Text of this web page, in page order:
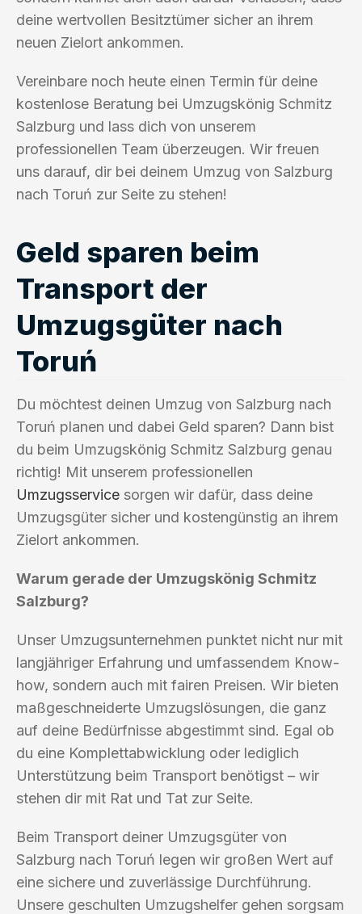
deine wertvollen Besitztümer sicher an ihrem
neuen Zielort ankommen.
Vereinbare noch heute einen Termin für deine
kostenlose Beratung bei Umzugskönig Schmitz
Salzburg und lass dich von unserem
professionellen Team überzeugen. Wir freuen
uns darauf, dir bei deinem Umzug von Salzburg
nach Toruń zur Seite zu stehen!
Geld sparen beim
Transport der
Umzugsgüter nach
Toruń
Du möchtest deinen Umzug von Salzburg nach
Toruń planen und dabei Geld sparen? Dann bist
du beim Umzugskönig Schmitz Salzburg genau
richtig! Mit unserem professionellen
Umzugsservice sorgen wir dafür, dass deine
Umzugsgüter sicher und kostengünstig an ihrem
Zielort ankommen.
Warum gerade der Umzugskönig Schmitz
Salzburg?
Unser Umzugsunternehmen punktet nicht nur mit
langjähriger Erfahrung und umfassendem Know-
how, sondern auch mit fairen Preisen. Wir bieten
maßgeschneiderte Umzugslösungen, die ganz
auf deine Bedürfnisse abgestimmt sind. Egal ob
du eine Komplettabwicklung oder lediglich
Unterstützung beim Transport benötigst – wir
stehen dir mit Rat und Tat zur Seite.
Beim Transport deiner Umzugsgüter von
Salzburg nach Toruń legen wir großen Wert auf
eine sichere und zuverlässige Durchführung.
Unsere geschulten Umzugshelfer gehen sorgsam